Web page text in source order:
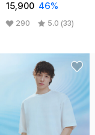
15,900 46%
290 5.0 (33)